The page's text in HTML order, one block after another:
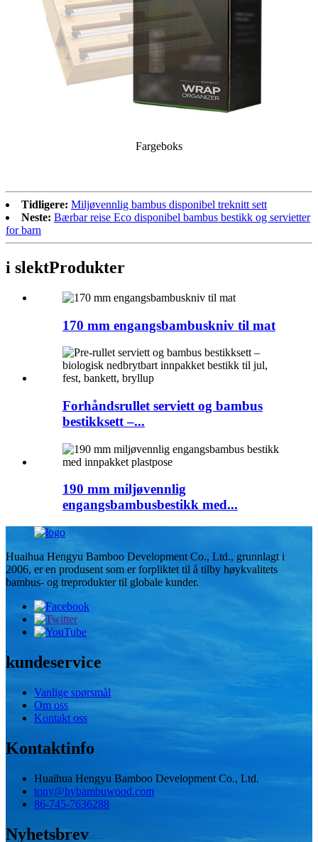
Fargeboks
Tidligere: Miljøvennlig bambus disponibel treknitt sett
Neste: Bærbar reise Eco disponibel bambus bestikk og servietter
for barn
i slektProdukter
170 mm engangsbambuskniv til mat
Forhåndsrullet serviett og bambus
bestikksett –...
190 mm miljøvennlig
engangsbambusbestikk med...
Huaihua Hengyu Bamboo Development Co., Ltd., grunnlagt i
2006, er en produsent som er forpliktet til å tilby høykvalitets
bambus- og treprodukter til globale kunder.
kundeservice
Vanlige spørsmål
Om oss
Kontakt oss
Kontaktinfo
Huaihua Hengyu Bamboo Development Co., Ltd.
tony@hybambuwood.com
86-745-7636288
Nyhetsbrev